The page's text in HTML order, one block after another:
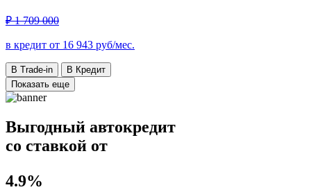
₽ 1 709 000
в кредит от 16 943 руб/мес.
В Trade-in
В Кредит
Показать еще
Выгодный автокредит
со ставкой от
4.9%